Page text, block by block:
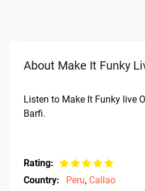
About Make It Funky
Listen to Make It Funky live
Barfi.
Rating:
Country:
Peru, Callao